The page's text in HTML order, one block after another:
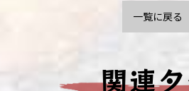
一覧に戻る
関連